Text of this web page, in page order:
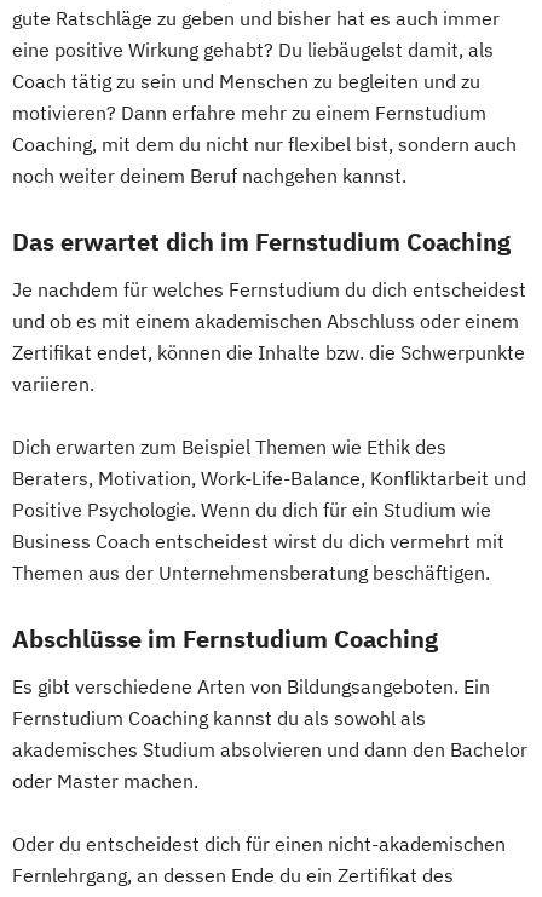
gute Ratschläge zu geben und bisher hat es auch immer
eine positive Wirkung gehabt? Du liebäugelst damit, als
Coach tätig zu sein und Menschen zu begleiten und zu
motivieren? Dann erfahre mehr zu einem Fernstudium
Coaching, mit dem du nicht nur flexibel bist, sondern auch
noch weiter deinem Beruf nachgehen kannst.
Das erwartet dich im Fernstudium Coaching
Je nachdem für welches Fernstudium du dich entscheidest
und ob es mit einem akademischen Abschluss oder einem
Zertifikat endet, können die Inhalte bzw. die Schwerpunkte
variieren.
Dich erwarten zum Beispiel Themen wie Ethik des
Beraters, Motivation, Work-Life-Balance, Konfliktarbeit und
Positive Psychologie. Wenn du dich für ein Studium wie
Business Coach entscheidest wirst du dich vermehrt mit
Themen aus der Unternehmensberatung beschäftigen.
Abschlüsse im Fernstudium Coaching
Es gibt verschiedene Arten von Bildungsangeboten. Ein
Fernstudium Coaching kannst du als sowohl als
akademisches Studium absolvieren und dann den Bachelor
oder Master machen.
Oder du entscheidest dich für einen nicht-akademischen
Fernlehrgang, an dessen Ende du ein Zertifikat des